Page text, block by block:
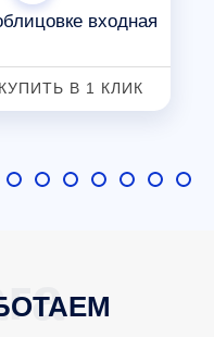
входная
КУПИТЬ В 1 КЛИК